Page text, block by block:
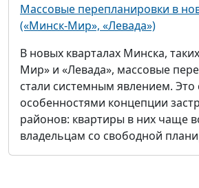
Массовые перепланировки в
(«Минск-Мир», «Левада»)
В новых кварталах Минска,
Мир» и «Левада», массовые
стали системным явлением. Это
особенностями концепции
районов: квартиры в них чаще
владельцам со свободной